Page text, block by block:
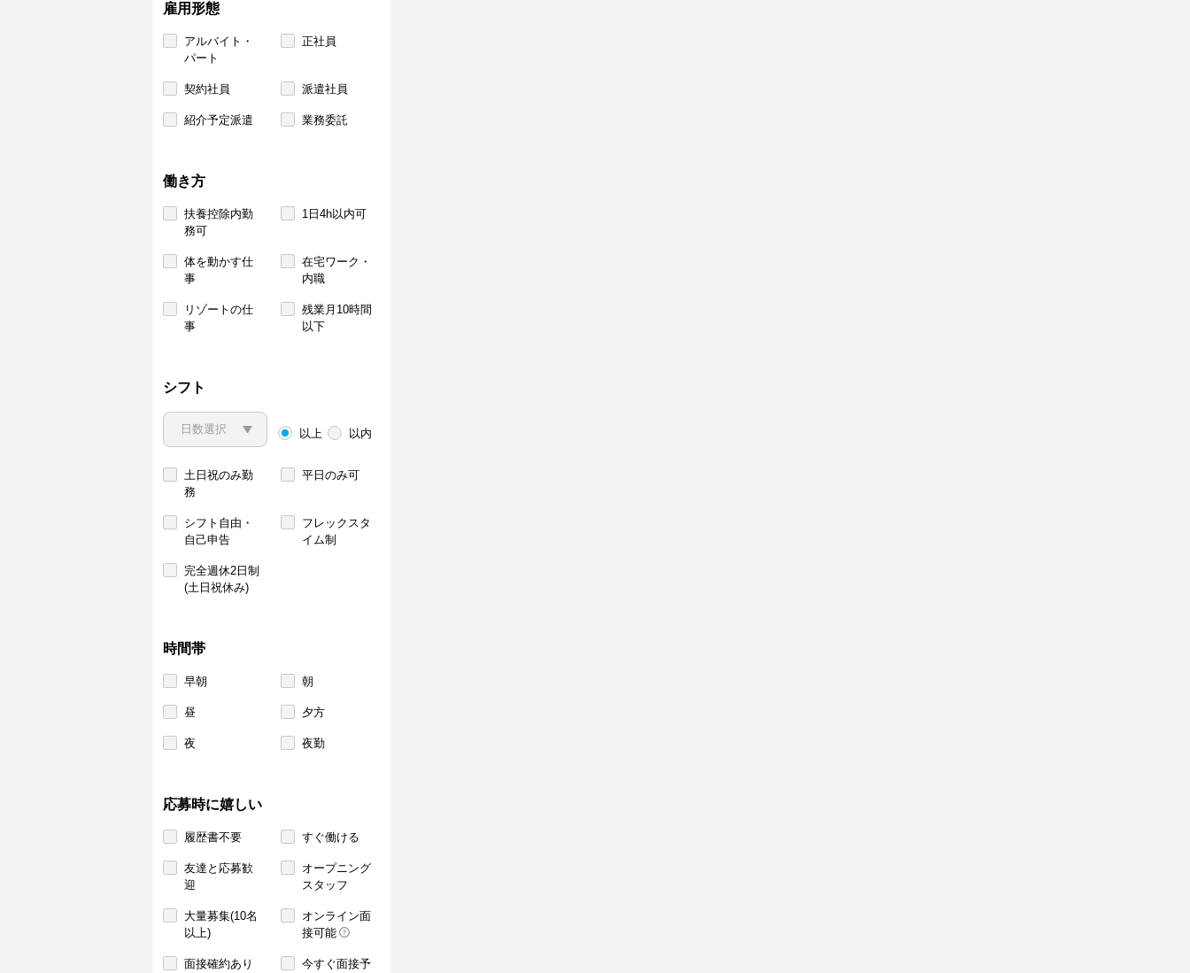
雇用形態
アルバイト・
パート
正社員
契約社員 派遣社員
紹介予定派遣 業務委託
働き方
扶養控除内勤
務可
1日4h以内可
体を動かす仕
事
在宅ワーク・
内職
リゾートの仕
事
残業月10時間
以下
シフト
以上 以内
土日祝のみ勤
務
平日のみ可
シフト自由・
自己申告
フレックスタ
イム制
完全週休2日制
(土日祝休み)
時間帯
早朝 朝
昼 夕方
夜 夜勤
応募時に嬉しい
履歴書不要 すぐ働ける
友達と応募歓
迎
オープニング
スタッフ
大量募集(10名
以上)
オンライン面
接可能
面接確約あり
今すぐ面接予